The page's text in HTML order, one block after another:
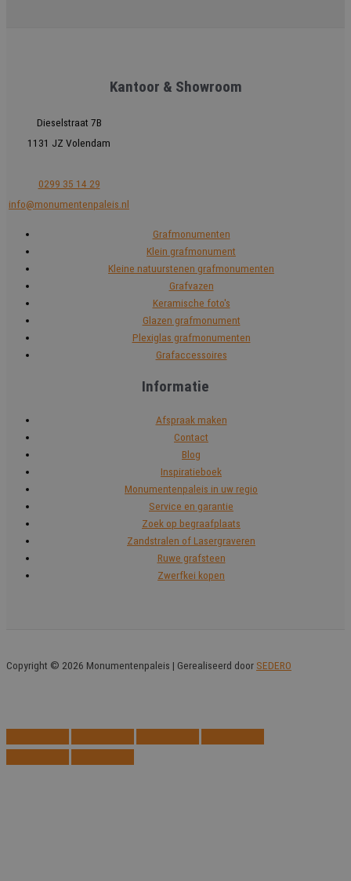
Kantoor & Showroom
Dieselstraat 7B
1131 JZ Volendam
0299 35 14 29
info@monumentenpaleis.nl
Grafmonumenten
Klein grafmonument
Kleine natuurstenen grafmonumenten
Grafvazen
Keramische foto's
Glazen grafmonument
Plexiglas grafmonumenten
Grafaccessoires
Informatie
Afspraak maken
Contact
Blog
Inspiratieboek
Monumentenpaleis in uw regio
Service en garantie
Zoek op begraafplaats
Zandstralen of Lasergraveren
Ruwe grafsteen
Zwerfkei kopen
Copyright © 2026 Monumentenpaleis | Gerealiseerd door SEDERO